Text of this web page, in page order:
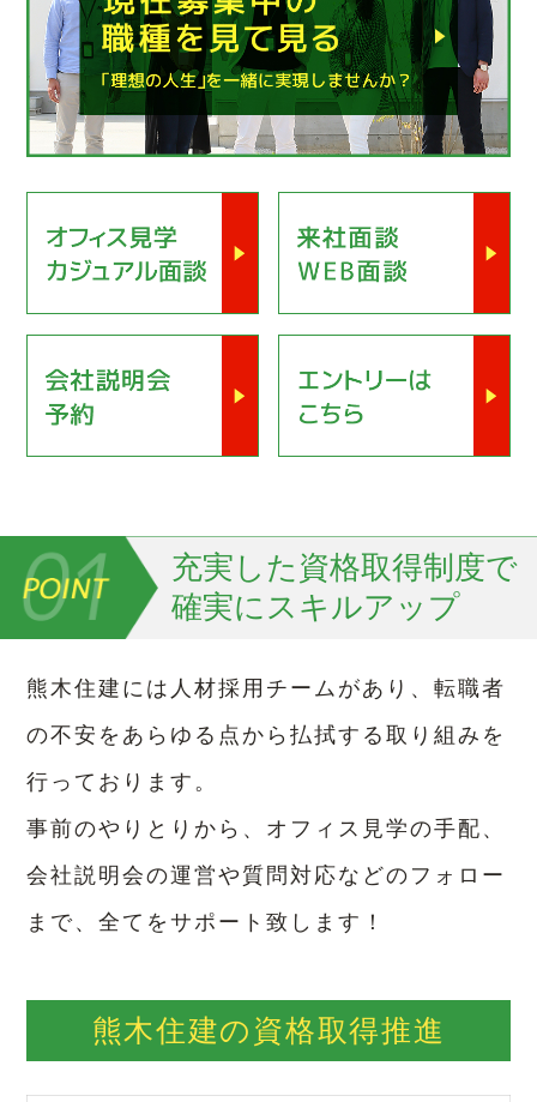
充実した資格取得制度で
確実にスキルアップ
熊木住建には人材採用チームがあり、転職者
の不安をあらゆる点から払拭する取り組みを
行っております。
事前のやりとりから、オフィス見学の手配、
会社説明会の運営や質問対応などのフォロー
まで、全てをサポート致します！
熊木住建の資格取得推進